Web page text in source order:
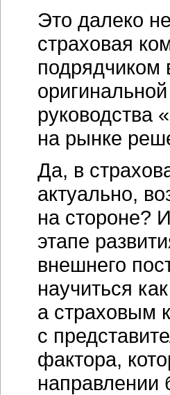
Это далеко
страховая
подрядчиком
руководства
на рынке
Да, в
актуально,
на стороне?
этапе
внешнего
научиться
а страховым
с
фактора,
направлении